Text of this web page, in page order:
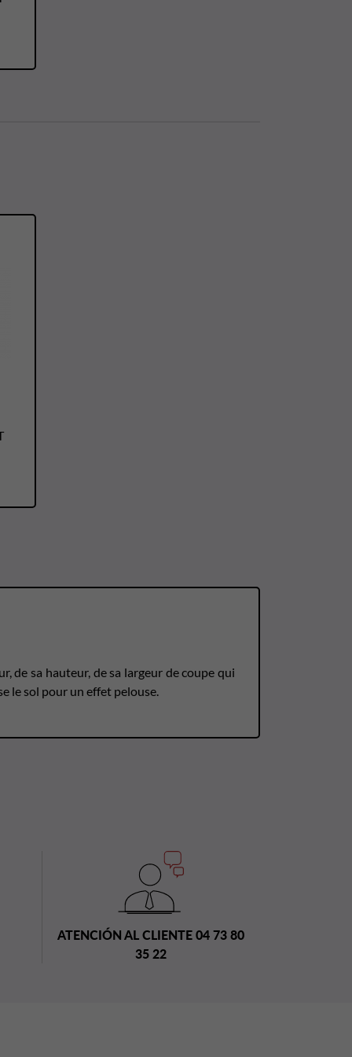
de sa hauteur, de sa largeur de coupe qui
le sol pour un effet pelouse.
ATENCIÓN AL CLIENTE 04 73 80
35 22